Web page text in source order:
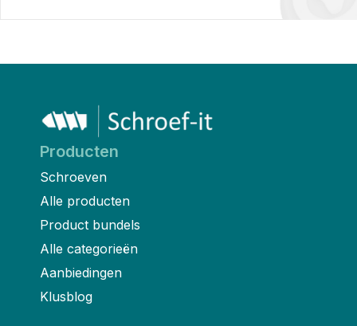
Producten
Schroeven
Alle producten
Product bundels
Alle categorieën
Aanbiedingen
Klusblog